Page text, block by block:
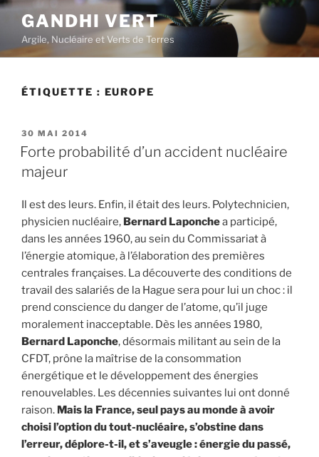
Aller
contenu
principal
GANDHI VERT
Argile, Nucléaire et Verts de Terres
ÉTIQUETTE : EUROPE
PUBLIÉ
LE
30 MAI 2014
Forte probabilité d’un accident nucléaire
majeur
Il est des leurs. Enfin, il était des leurs. Polytechnicien,
physicien nucléaire, Bernard Laponchea participé,
dans les années 1960, au sein du Commissariat à
l’énergie atomique, à l’élaboration des premières
centrales françaises. La découverte des conditions de
travail des salariés de la Hague sera pour lui un choc : il
prend conscience du danger de l’atome, qu’il juge
moralement inacceptable. Dès les années 1980,
Bernard Laponche, désormais militant au sein de la
CFDT, prône la maîtrise de la consommation
énergétique et le développement des énergies
renouvelables. Les décennies suivantes lui ont donné
raison. Mais la France, seul pays au monde à avoir
choisi l’option du tout-nucléaire, s’obstine dans
l’erreur, déplore-t-il, et s’aveugle : énergie du passé,